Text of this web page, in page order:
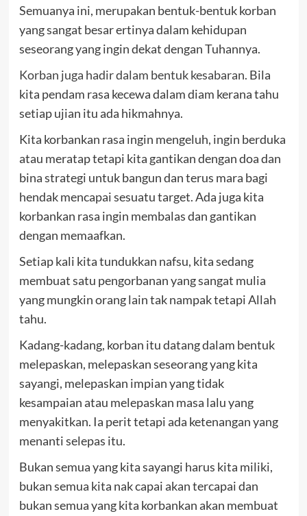
Semuanya ini, merupakan bentuk-bentuk korban
yang sangat besar ertinya dalam kehidupan
seseorang yang ingin dekat dengan Tuhannya.
Korban juga hadir dalam bentuk kesabaran. Bila
kita pendam rasa kecewa dalam diam kerana tahu
setiap ujian itu ada hikmahnya.
Kita korbankan rasa ingin mengeluh, ingin berduka
atau meratap tetapi kita gantikan dengan doa dan
bina strategi untuk bangun dan terus mara bagi
hendak mencapai sesuatu target. Ada juga kita
korbankan rasa ingin membalas dan gantikan
dengan memaafkan.
Setiap kali kita tundukkan nafsu, kita sedang
membuat satu pengorbanan yang sangat mulia
yang mungkin orang lain tak nampak tetapi Allah
tahu.
Kadang-kadang, korban itu datang dalam bentuk
melepaskan, melepaskan seseorang yang kita
sayangi, melepaskan impian yang tidak
kesampaian atau melepaskan masa lalu yang
menyakitkan. Ia perit tetapi ada ketenangan yang
menanti selepas itu.
Bukan semua yang kita sayangi harus kita miliki,
bukan semua kita nak capai akan tercapai dan
bukan semua yang kita korbankan akan membuat